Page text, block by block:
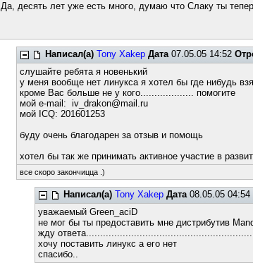
Да, десять лет уже есть много, думаю что Слаку ты
или
Написал(а) Tony Xakep Дата07.05.05 14:52
слушайте ребята я новенький
у меня вообще нет линукса я хотел бы где нибудь
кроме Вас больше не у кого................... помогите
мой e-mail: iv_drakon@mail.ru
мой ICQ: 201601253
буду очень благодарен за отзыв и помощь
хотел бы так же принимать активное участие в
все скоро закончицца .)
Написал(а) Tony Xakep Дата08.05.05 04:54
уважаемый Green_aciD
не мог бы ты предоставить мне дистрибутив
жду
хочу поставить линукс а его нет
спасибо..